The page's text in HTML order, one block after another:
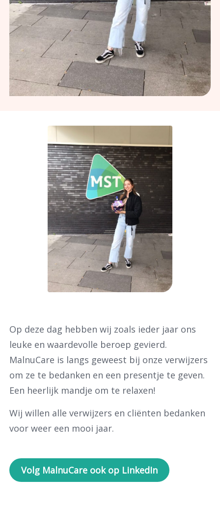
Op deze dag hebben wij zoals ieder jaar ons
leuke en waardevolle beroep gevierd.
MalnuCare is langs geweest bij onze verwijzers
om ze te bedanken en een presentje te geven.
Een heerlijk mandje om te relaxen!
Wij willen alle verwijzers en cliënten bedanken
voor weer een mooi jaar.
Volg MalnuCare ook op LinkedIn